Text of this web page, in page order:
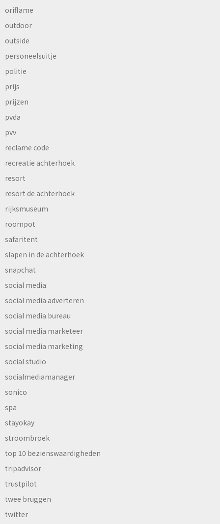
oriflame
outdoor
outside
personeelsuitje
politie
prijs
prijzen
pvda
pvv
reclame code
recreatie achterhoek
resort
resort de achterhoek
rijksmuseum
roompot
safaritent
slapen in de achterhoek
snapchat
social media
social media adverteren
social media bureau
social media marketeer
social media marketing
social studio
socialmediamanager
sonico
spa
stayokay
stroombroek
top 10 bezienswaardigheden
tripadvisor
trustpilot
twee bruggen
twitter